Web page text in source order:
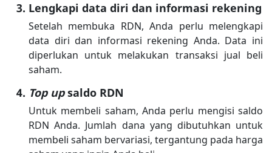
Lengkapi data diri dan informasi rekening
Setelah membuka RDN, Anda perlu melengkapi
data diri dan informasi rekening Anda. Data ini
diperlukan untuk melakukan transaksi jual beli
saham.
Top upsaldo RDN
Untuk membeli saham, Anda perlu mengisi saldo
RDN Anda. Jumlah dana yang dibutuhkan untuk
membeli saham bervariasi, tergantung pada harga